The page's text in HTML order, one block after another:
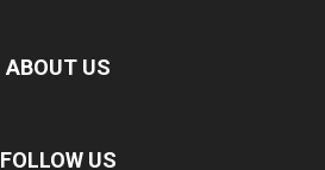
ABOUT US
FOLLOW US